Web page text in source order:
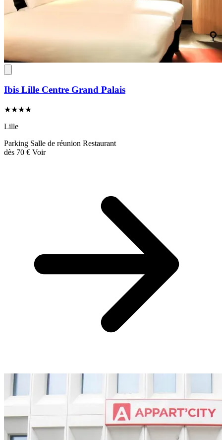
Ibis Lille Centre Grand Palais
★★★★
Lille
Parking Salle de réunion Restaurant
dès 70 € Voir